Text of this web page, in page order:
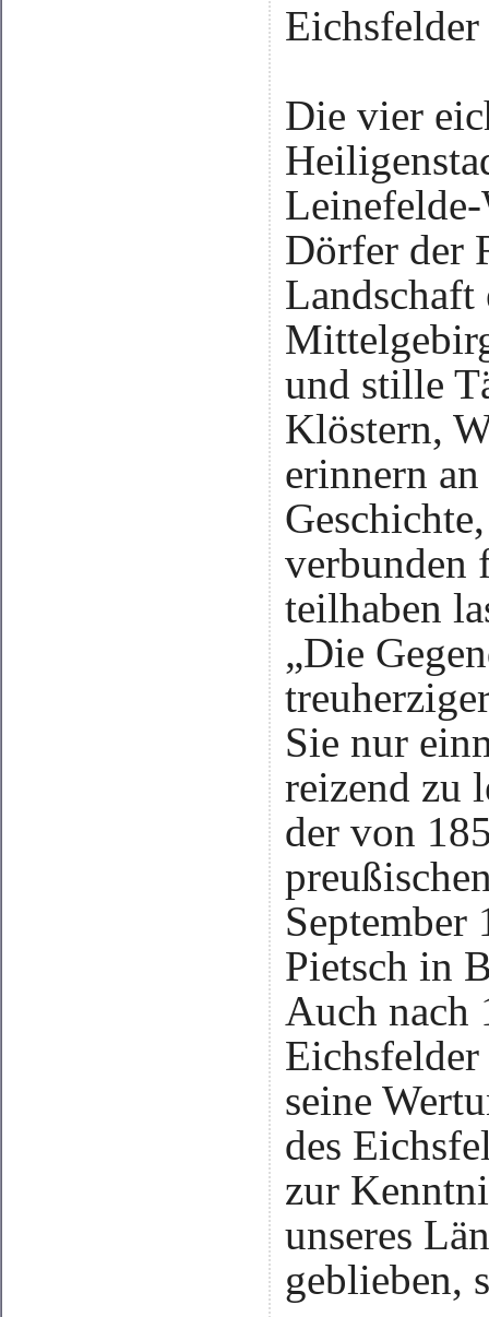
Die vier
Dörfer der
und stille
Klöstern,
erinnern
verbunden
teilhaben
„Die
Sie nur
reizend zu
der von
Pietsch in
Auch nach
seine
des
zur
unseres
geblieben,